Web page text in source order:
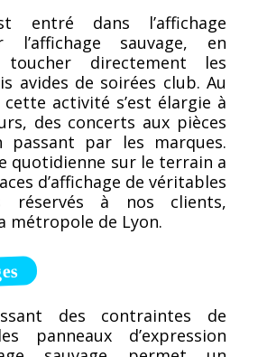
entré dans l’affichage
l’affichage sauvage, en
directement les
avides de soirées club. Au
activité s’est élargie à
des concerts aux pièces
passant par les marques.
quotidienne sur le terrain a
d’affichage de véritables
réservés à nos clients,
métropole de Lyon.
des contraintes de
panneaux d’expression